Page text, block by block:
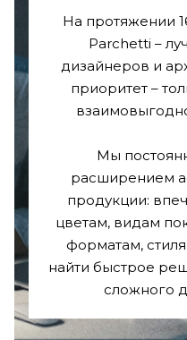
На протяжении
Parchetti –
дизайнеров и
приоритет –
Мы
расширением
продукции:
цветам, видам
форматам,
найти быстрое
сложного